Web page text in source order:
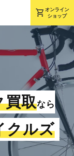
shopping_cart オンライン
ショップ
買取なら
クルズ